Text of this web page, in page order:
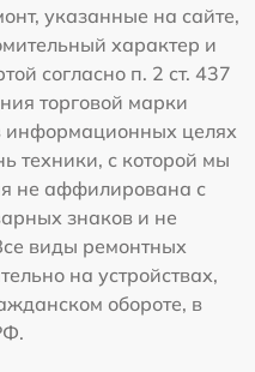
указанные на сайте,
характер и
согласно п. 2 ст. 437
торговой марки
информационных целях
техники, с которой мы
не аффилирована с
знаков и не
виды ремонтных
на устройствах,
обороте, в